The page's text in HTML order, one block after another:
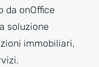
da onOffice
soluzione
immobiliari,